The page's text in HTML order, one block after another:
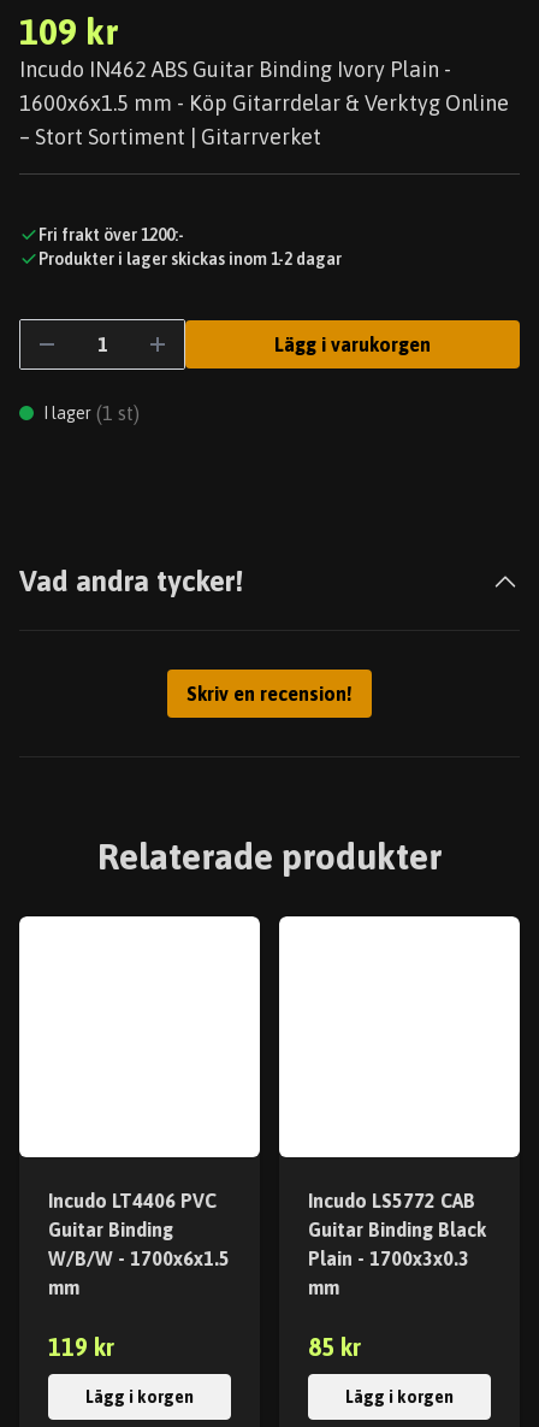
109 kr
Incudo IN462 ABS Guitar Binding Ivory Plain -
1600x6x1.5 mm - Köp Gitarrdelar & Verktyg Online
– Stort Sortiment | Gitarrverket
Fri frakt över 1200:-
Produkter i lager skickas inom 1-2 dagar
Lägg i varukorgen
I lager (1 st)
Vad andra tycker!
Skriv en recension!
Relaterade produkter
Incudo LT4406 PVC
Guitar Binding
W/B/W - 1700x6x1.5
mm
119 kr
Lägg i korgen
Incudo LS5772 CAB
Guitar Binding Black
Plain - 1700x3x0.3
mm
85 kr
Lägg i korgen